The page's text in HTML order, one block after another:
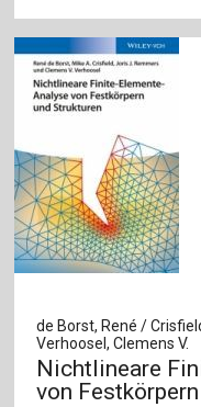
de Borst, René /
Verhoosel, Clemens V.
Nichtlineare
von